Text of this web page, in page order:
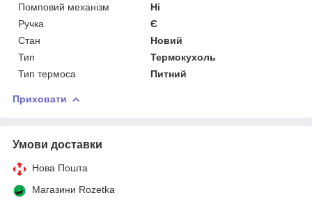
Помповий механізм
Ні
Ручка
Є
Стан
Новий
Тип
Термокухоль
Тип термоса
Питний
Приховати
Умови доставки
Нова Пошта
Магазини Rozetka